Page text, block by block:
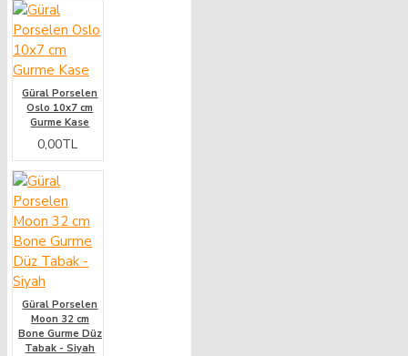
Güral Porselen
Oslo 10x7 cm
Gurme Kase
0,00TL
Güral Porselen
Moon 32 cm
Bone Gurme Düz
Tabak - Siyah